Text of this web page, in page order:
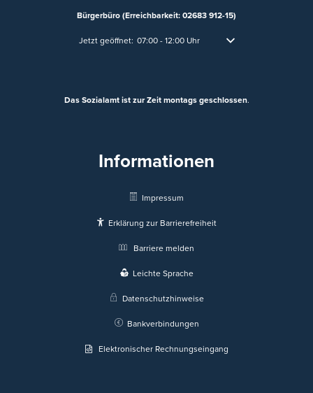
Bürgerbüro (Erreichbarkeit: 02683 912-15)
Klicken, um weitere Öffnungs- oder Schließzeiten
Jetzt geöffnet: 07:00- 12:00Uhr Von 07:00 bis 12:00 Uhr
Das Sozialamt ist zur Zeit montags geschlossen.
Informationen
Impressum
Erklärung zur Barrierefreiheit
Barriere melden
Leichte Sprache
Datenschutzhinweise
Bankverbindungen
Elektronischer Rechnungseingang